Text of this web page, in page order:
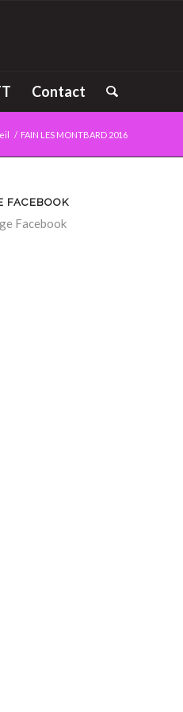
Contact
/ FAIN LES MONTBARD 2016
FACEBOOK
Facebook